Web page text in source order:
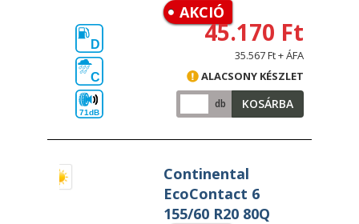
AKCIÓ
D
C
71dB
45.170 Ft
35.567 Ft + ÁFA
ALACSONY KÉSZLET
db KOSÁRBA
Continental
EcoContact 6
155/60 R20 80Q